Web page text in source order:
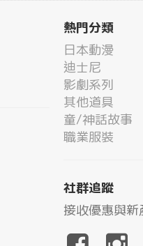
熱門分類
日本動漫
迪士尼
影劇系列
其他道具
童/神話故事
職業服裝
社群追蹤
接收優惠與